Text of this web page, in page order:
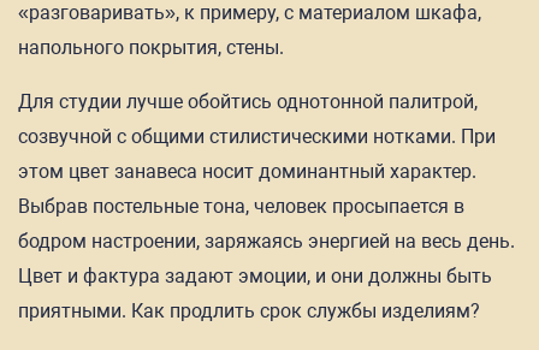
«разговаривать», к примеру, с материалом шкафа,
напольного покрытия, стены.
Для студии лучше обойтись однотонной палитрой,
созвучной с общими стилистическими нотками. При
этом цвет занавеса носит доминантный характер.
Выбрав постельные тона, человек просыпается в
бодром настроении, заряжаясь энергией на весь день.
Цвет и фактура задают эмоции, и они должны быть
приятными. Как продлить срок службы изделиям?